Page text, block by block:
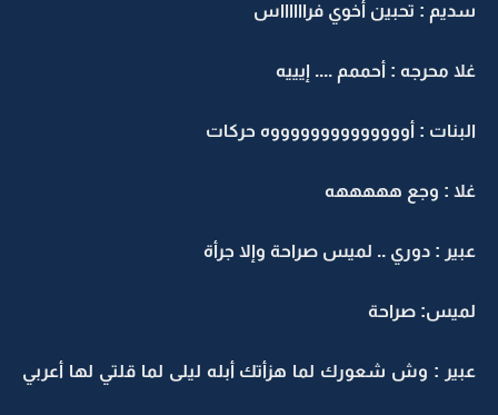
سديم : تحبين أخوي فرااااااس
غلا محرجه : أحممم .... إيييه
البنات : أووووووووووووووه حركات
غلا : وجع هههههه
عبير : دوري .. لميس صراحة وإلا جرأة
لميس: صراحة
عبير : وش شعورك لما هزأتك أبله ليلى لما قلتي لها أعربي